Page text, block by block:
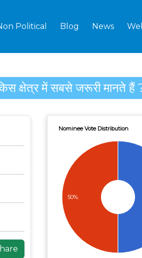
Political Blog News
क्षेत्र में सबसे जरूरी मानते हैं
Nominee Vote Distribution
50%